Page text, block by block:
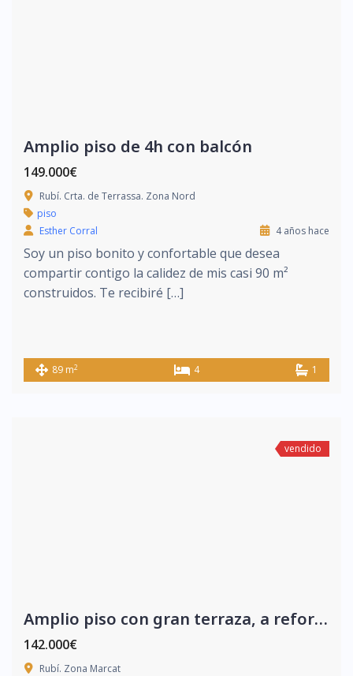
Amplio piso de 4h con balcón
149.000€
Rubí. Crta. de Terrassa. Zona Nord
piso
Esther Corral
4 años hace
Soy un piso bonito y confortable que desea
compartir contigo la calidez de mis casi 90 m²
construidos. Te recibiré […]
89 m2 4 1
vendido
Amplio piso con gran terraza, a reformar.
142.000€
Rubí. Zona Marcat